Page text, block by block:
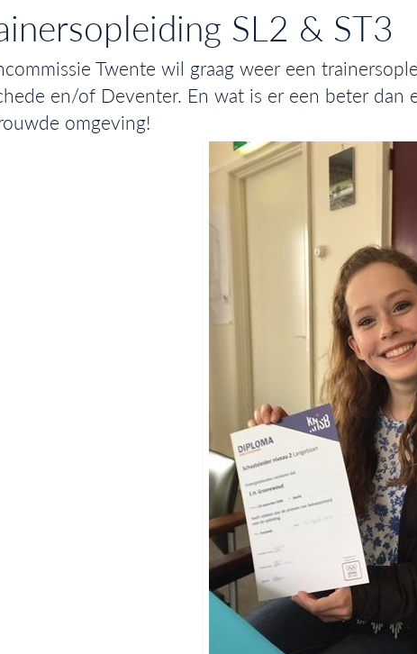
SL2 & ST3
Twente wil graag weer een
en/of Deventer. En wat is er een beter dan
omgeving!